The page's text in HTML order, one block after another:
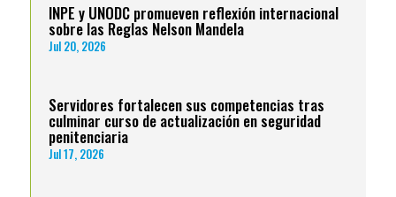
INPE y UNODC promueven reflexión internacional
sobre las Reglas Nelson Mandela
Jul 20, 2026
Servidores fortalecen sus competencias tras
culminar curso de actualización en seguridad
penitenciaria
Jul 17, 2026